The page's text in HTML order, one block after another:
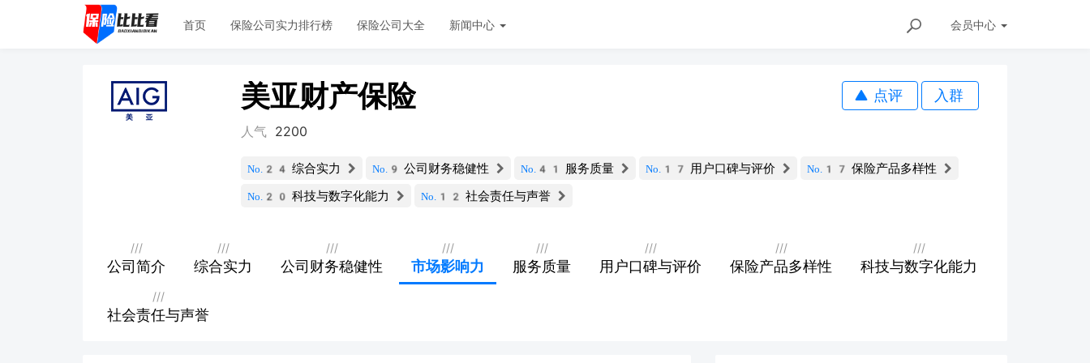
会员中心
首页 保险公司实力排行榜 保险公司大全 新闻中心
美亚财产保险 点评 入群
人气 2200
No.24 综合实力 No.9 公司财务稳健性 No.41 服务质量 No.17 用户口碑与评价 No.17 保险产品多样性
No.20 科技与数字化能力 No.12 社会责任与声誉
///
公司简介
///
综合实力
///
公司财务稳健性
///
市场影响力
///
服务质量
///
用户口碑与评价
///
保险产品多样性
///
科技与数字化能力
///
社会责任与声誉